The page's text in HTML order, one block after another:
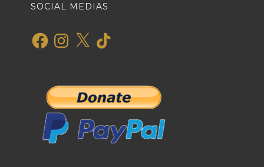
SOCIAL MEDIAS
FacebookInstagram
X TikTok